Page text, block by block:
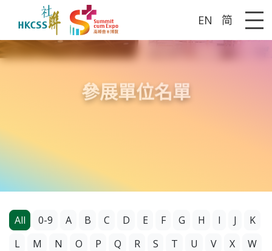
EN 简
參展單位名單
All 0-9 A B C D E F G H I J
K
L
M N O P Q R S T U V X
W